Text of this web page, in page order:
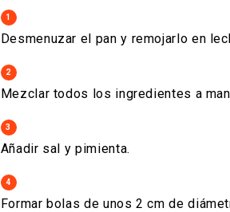
1
Desmenuzar el pan y remojarlo en
2
Mezclar todos los ingredientes a
3
Añadir sal y pimienta.
4
Formar bolas de unos 2 cm de